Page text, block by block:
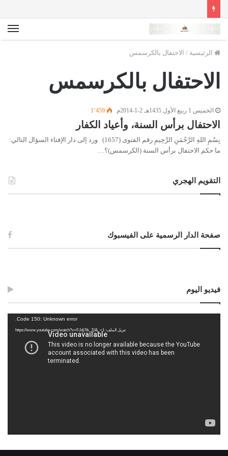
الرئيسية / الاحتفال بالكرسمس
الاحتفال بالكرسمس
الخميس 1 ربيع الأول 1435هـ 2-1-2014م 1٬459
الاحتفال برأس السنة، وأعياد الكفار
بِسْمِ اللهِ الرَّحْمَنِ الرَّحِيمِ رقم الفتوى (1657) ورد إلى دار الإفتاء السؤال التالي:
ما حكم الاحتفال برأس السنة (الكرسمس)؟…
التقويم الهجري
صفحة الدار الرسمية على الفيسبوك
فيديو اليوم
Code 150: Unknown error.
تنزيل الملف: https://www.youtube.com/watch?v=FJdj7tk_7jI&_=1